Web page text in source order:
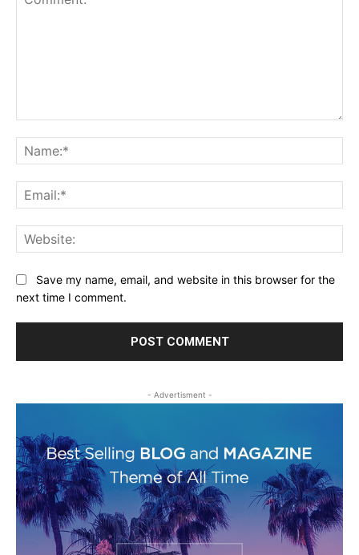
Save my name, email, and website in this browser for the
next time I comment.
- Advertisment -